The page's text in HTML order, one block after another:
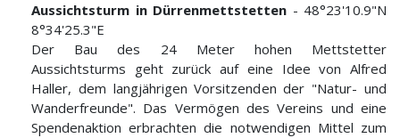
Aussichtsturm in Dürrenmettstetten - 48°23'10.9"N
8°34'25.3"E
Der Bau des 24 Meter hohen Mettstetter
Aussichtsturms geht zurück auf eine Idee von Alfred
Haller, dem langjährigen Vorsitzenden der "Natur- und
Wanderfreunde". Das Vermögen des Vereins und eine
Spendenaktion erbrachten die notwendigen Mittel zum